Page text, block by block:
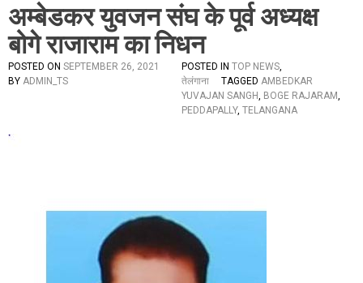
अम्बेडकर युवजन संघ के पूर्व अध्यक्ष
बोगे राजाराम का निधन
POSTED ON SEPTEMBER 26, 2021
BY ADMIN_TS
POSTED IN TOP NEWS,
तेलंगाना
TAGGED AMBEDKAR
YUVAJAN SANGH, BOGE RAJARAM,
PEDDAPALLY, TELANGANA